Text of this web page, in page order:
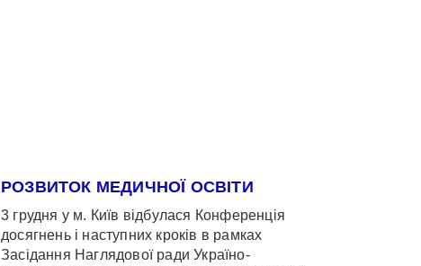
РОЗВИТОК МЕДИЧНОЇ ОСВІТИ
3 грудня у м. Київ відбулася Конференція
досягнень і наступних кроків в рамках
Засідання Наглядової ради Україно-